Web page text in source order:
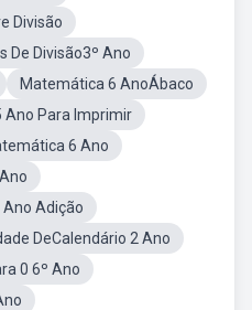
Divisão
De Divisão3º Ano
Matemática 6 AnoÁbaco
Ano Para Imprimir
6 Ano
Adição
DeCalendário 2 Ano
0 6º Ano